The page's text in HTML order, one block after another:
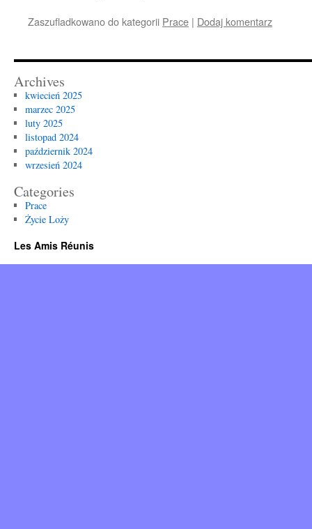
Zaszufladkowano do kategorii Prace | Dodaj komentarz
Archives
kwiecień 2025
marzec 2025
luty 2025
listopad 2024
październik 2024
wrzesień 2024
Categories
Prace
Życie Loży
Les Amis Réunis